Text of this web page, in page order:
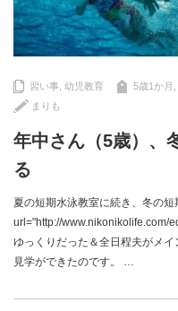
習い事, 幼児教育 5歳1か月 ,
まりも
年中さん（5歳）、
る
夏の短期水泳教室に続き、冬の
url="http://www.nikonikolife.com/
ゆっくりだった＆全日程夫がメ
見学ができたのです。 …